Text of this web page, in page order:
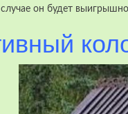
он будет